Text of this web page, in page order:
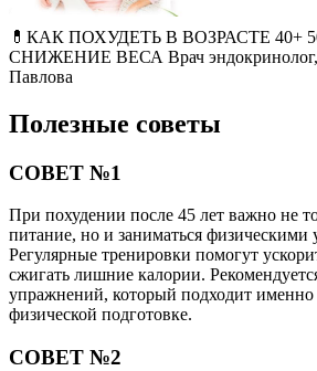
💊КАК ПОХУДЕТЬ В ВОЗРАСТЕ 40+
СНИЖЕНИЕ ВЕСА Врач эндокринолог,
Павлова
Полезные советы
СОВЕТ №1
При похудении после 45 лет важно не
питание, но и заниматься
Регулярные тренировки помогут
сжигать лишние калории.
упражнений, который подходит именно
физической подготовке.
СОВЕТ №2